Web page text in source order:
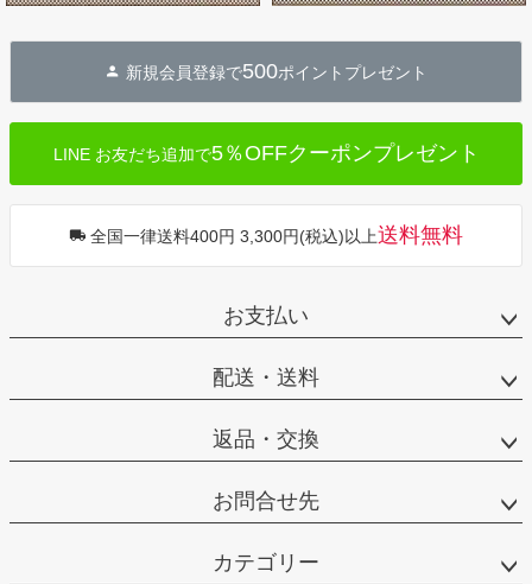
新規会員登録で500ポイントプレゼント
LINE お友だち追加で5％OFFクーポンプレゼント
全国一律送料400円 3,300円(税込)以上送料無料
お支払い
配送・送料
返品・交換
お問合せ先
カテゴリー